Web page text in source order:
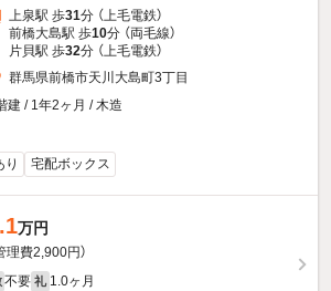
上泉駅 歩31分 （上毛電鉄）
前橋大島駅 歩10分 （両毛線）
片貝駅 歩32分 （上毛電鉄）
群馬県前橋市天川大島町3丁目
建 / 1年2ヶ月 / 木造
り 宅配ボックス
万円
理費2,900円）
不要 礼 1.0ヶ月